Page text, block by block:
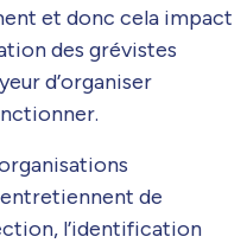
et donc cela impact
des grévistes
d’organiser
de
l’identification